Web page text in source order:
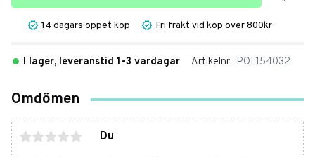
14 dagars öppet köp Fri frakt vid köp över 800kr
I lager, leveranstid 1-3 vardagar Artikelnr POL154032
Omdömen
Du